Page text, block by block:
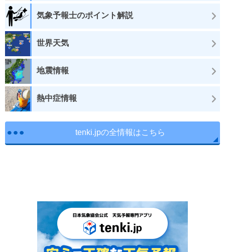
気象予報士のポイント解説
世界天気
地震情報
熱中症情報
tenki.jpの全情報はこちら